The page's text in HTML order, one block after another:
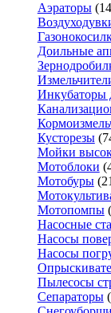
Аэраторы
Доильные
Инкубаторы
Кусторезы
Мойки
Мотоблоки
Мотобуры
Мотопомпы
Насосные
Насосы
Насосы
Пылесосы
Сепараторы